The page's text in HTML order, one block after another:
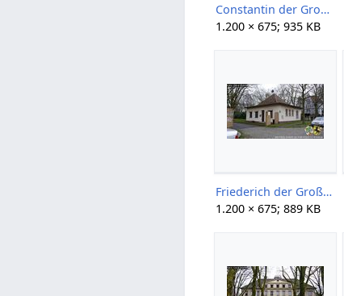
Constantin der Große 10-971-1 Gerd Storm 20151107.jpg
1.200 × 675; 935 KB
Friederich der Große 1+2 01 Gerd Storm 20160116.jpg
1.200 × 675; 889 KB